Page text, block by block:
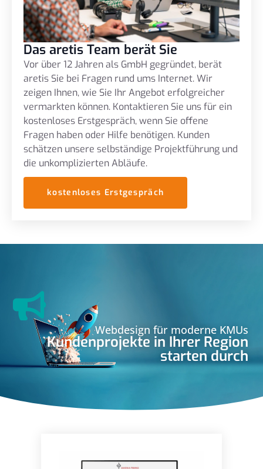
Das aretis Team berät Sie
Vor über 12 Jahren als GmbH gegründet, berät
aretis Sie bei Fragen rund ums Internet. Wir
zeigen Ihnen, wie Sie Ihr Angebot erfolgreicher
vermarkten können. Kontaktieren Sie uns für ein
kostenloses Erstgespräch, wenn Sie offene
Fragen haben oder Hilfe benötigen. Kunden
schätzen unsere selbständige Projektführung und
die unkomplizierten Abläufe.
kostenloses Erstgespräch
Webdesign für moderne KMUs
Kundenprojekte in Ihrer Region
starten durch